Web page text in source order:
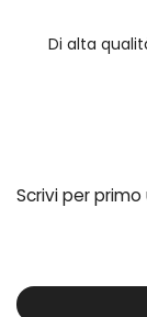
Di alta
Scrivi per